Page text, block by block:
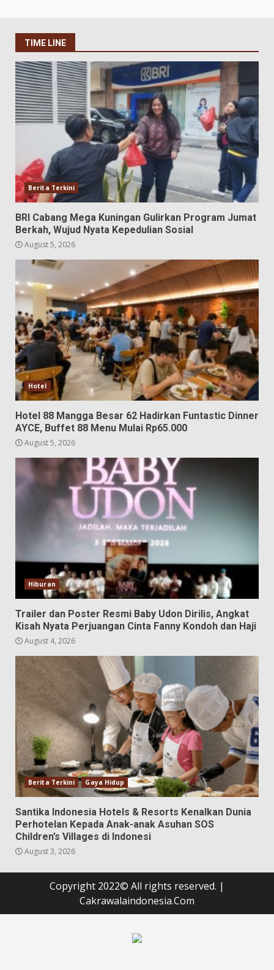
TIME LINE
Berita Terkini
BRI Cabang Mega Kuningan Gulirkan Program Jumat
Berkah, Wujud Nyata Kepedulian Sosial
August 5, 2026
Hotel
Hotel 88 Mangga Besar 62 Hadirkan Funtastic Dinner
AYCE, Buffet 88 Menu Mulai Rp65.000
August 5, 2026
Hiburan
Trailer dan Poster Resmi Baby Udon Dirilis, Angkat
Kisah Nyata Perjuangan Cinta Fanny Kondoh dan Haji
August 4, 2026
Berita Terkini Gaya Hidup
Santika Indonesia Hotels & Resorts Kenalkan Dunia
Perhotelan Kepada Anak-anak Asuhan SOS
Children’s Villages di Indonesi
August 3, 2026
Copyright 2022© All rights reserved. |
Cakrawalaindonesia.Com